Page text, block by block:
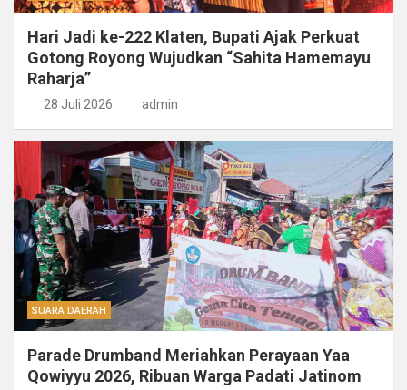
Hari Jadi ke-222 Klaten, Bupati Ajak Perkuat
Gotong Royong Wujudkan “Sahita Hamemayu
Raharja”
28 Juli 2026 admin
SUARA DAERAH
Parade Drumband Meriahkan Perayaan Yaa
Qowiyyu 2026, Ribuan Warga Padati Jatinom